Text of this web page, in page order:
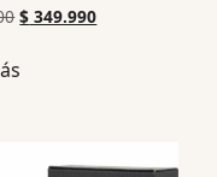
$ 349.990